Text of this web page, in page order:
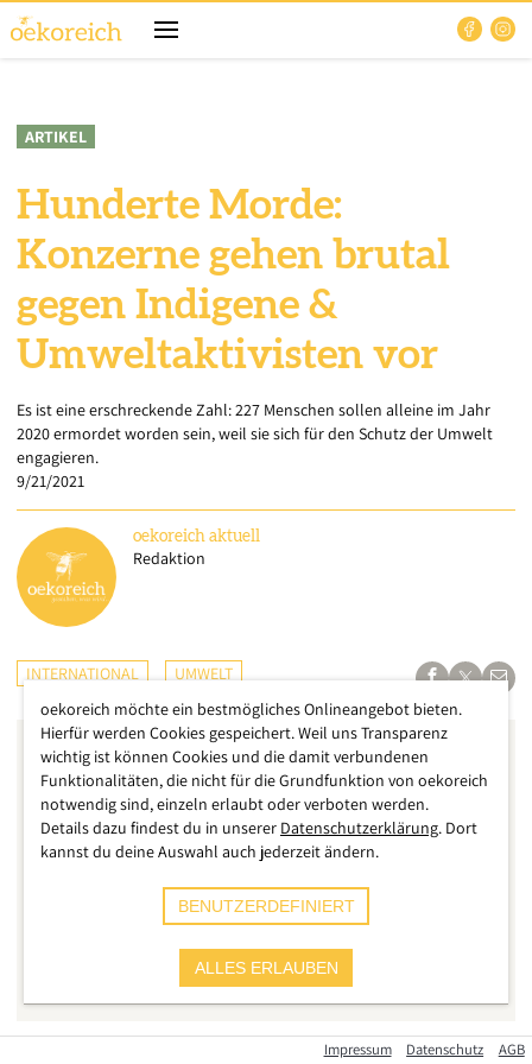
ARTIKEL
Hunderte Morde:
Konzerne gehen brutal
gegen Indigene &
Umweltaktivisten vor
Es ist eine erschreckende Zahl: 227 Menschen sollen alleine im Jahr
2020 ermordet worden sein, weil sie sich für den Schutz der Umwelt
engagieren.
9/21/2021
oekoreich aktuell
Redaktion
INTERNATIONAL UMWELT
Impressum Datenschutz AGB
oekoreich möchte ein bestmögliches Onlineangebot bieten.
Hierfür werden Cookies gespeichert. Weil uns Transparenz
wichtig ist können Cookies und die damit verbundenen
Funktionalitäten, die nicht für die Grundfunktion von oekoreich
notwendig sind, einzeln erlaubt oder verboten werden.
Details dazu findest du in unserer Datenschutzerklärung. Dort
kannst du deine Auswahl auch jederzeit ändern.
BENUTZERDEFINIERT
ALLES ERLAUBEN